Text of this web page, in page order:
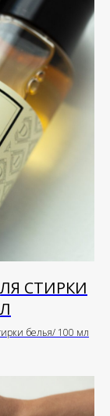
СТИРКИ
белья/ 100 мл